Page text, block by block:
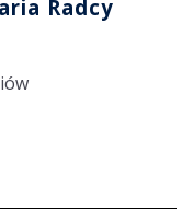
Radcy